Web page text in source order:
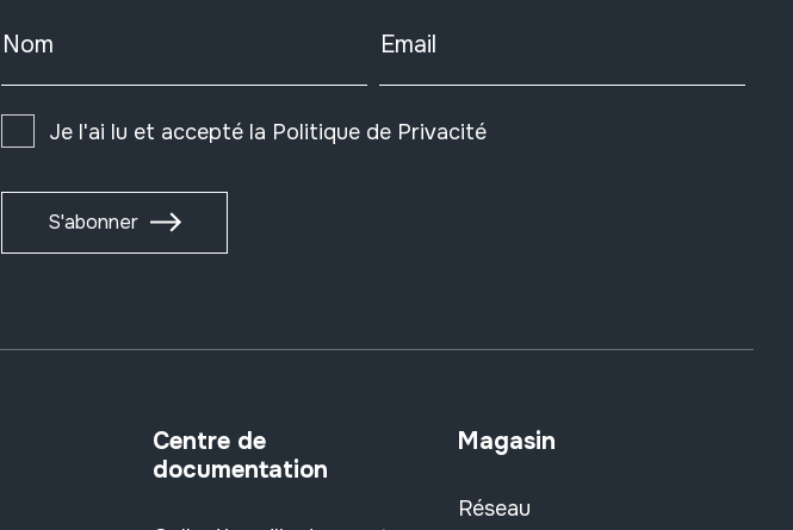
Nom Email
Je l'ai lu et accepté la Politique de Privacité
S'abonner
Centre de
documentation
Magasin
Réseau